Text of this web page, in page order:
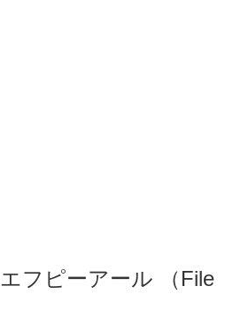
フピーアール （File